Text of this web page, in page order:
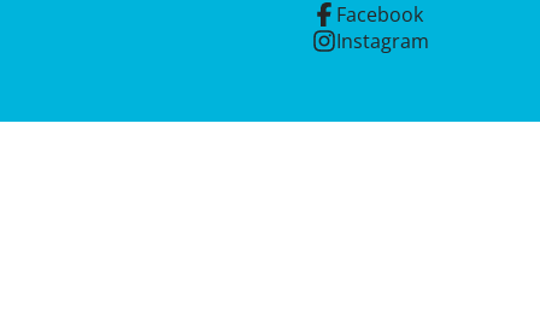
Facebook
Instagram